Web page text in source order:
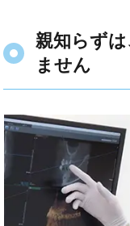
親知らず
ません